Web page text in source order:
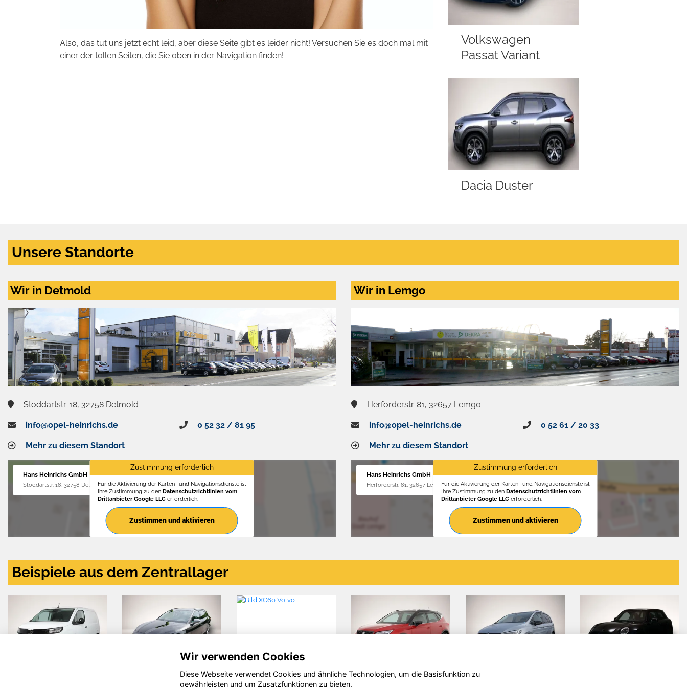
Also, das tut uns jetzt echt leid, aber diese Seite gibt es leider nicht! Versuchen Sie es doch mal mit
einer der tollen Seiten, die Sie oben in der Navigation finden!
Volkswagen
Passat Variant
Dacia Duster
Unsere Standorte
Wir in Detmold
Stoddartstr. 18, 32758 Detmold
info@opel-heinrichs.de 0 52 32 / 81 95
Mehr zu diesem Standort
Hans Heinrichs GmbH
Stoddartstr. 18, 32758 Detmold
Zustimmung erforderlich
Für die Aktivierung der Karten- und Navigationsdienste ist
Ihre Zustimmung zu den Datenschutzrichtlinien vom
Drittanbieter Google LLCerforderlich.
Zustimmen und aktivieren
Wir in Lemgo
Herforderstr. 81, 32657 Lemgo
info@opel-heinrichs.de 0 52 61 / 20 33
Mehr zu diesem Standort
Hans Heinrichs GmbH
Herforderstr. 81, 32657 Lemgo
Zustimmung erforderlich
Für die Aktivierung der Karten- und Navigationsdienste ist
Ihre Zustimmung zu den Datenschutzrichtlinien vom
Drittanbieter Google LLCerforderlich.
Zustimmen und aktivieren
Beispiele aus dem Zentrallager
Volkswagen MINI Cooper Skoda Fabia
Wir verwenden Cookies
Diese Webseite verwendet Cookies und ähnliche Technologien, um die Basisfunktion zu
gewährleisten und um Zusatzfunktionen zu bieten.